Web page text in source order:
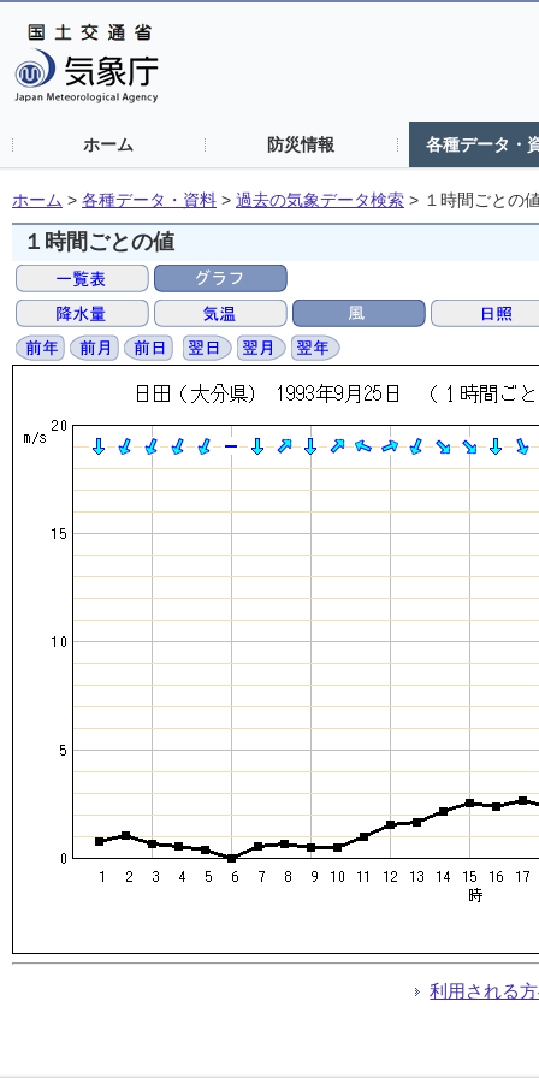
ホーム 防災情報 各種データ・
ホーム > 各種データ・資料 > 過去の気象データ検索 > １時間ごとの
１時間ごとの値
利用される